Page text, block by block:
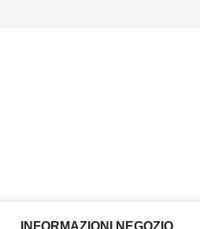
INFORMAZIONI NEGOZIO